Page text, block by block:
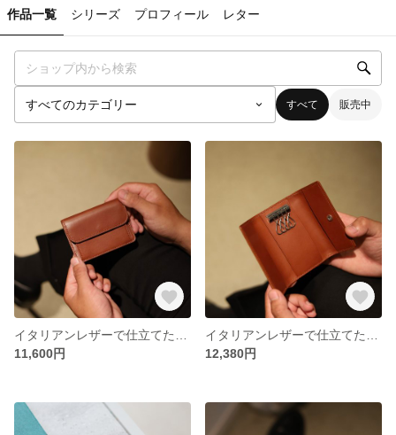
作品一覧 シリーズ プロフィール レター
すべて 販売中
11,600円
12,380円